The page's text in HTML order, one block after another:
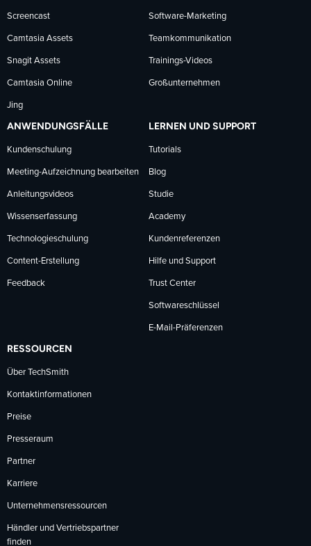
Screencast
Camtasia Assets
Snagit Assets
Camtasia Online
Jing
Software-Marketing
Teamkommunikation
Trainings-Videos
Großunternehmen
ANWENDUNGSFÄLLE
Kundenschulung
Meeting-Aufzeichnung bearbeiten
Anleitungsvideos
Wissenserfassung
Technologieschulung
Content-Erstellung
Feedback
LERNEN UND SUPPORT
Tutorials
Blog
Studie
Academy
Kundenreferenzen
Hilfe und Support
Trust Center
Softwareschlüssel
E-Mail-Präferenzen
RESSOURCEN
Über TechSmith
Kontaktinformationen
Preise
Presseraum
Partner
Karriere
Unternehmensressourcen
Händler und Vertriebspartner
finden